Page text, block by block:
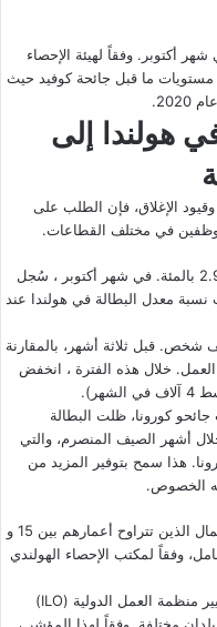
أكتوبر. وفقاً لهيئة الإحصاء
ما قبل جائحة كوفيد حيث
هولندا إلى
الإغلاق، فإن الطلب على
في مختلف القطاعات.
وانخفضت نسبة البطالة من القوة العاملة إلى 2.9 بالمئة. في شهر أكتوبر ، سُجل
نسبة معدل البطالة في هولندا عند
بلغ عدد العاطلين عن العمل 277 ألف شخص. قبل ثلاثة أشهر، بالمقارنة
289 ألف عاطل عن العمل. خلال هذه الفترة ، انخفض
كورونا، ظلت البطالة
أشهر الصيف المنصرم، والتي
هذا سمح بتوفير المزيد من
الخصوص.
على مدى الأشهر الثلاثة الماضية، ارتفع عدد العمال الذين تتراوح أعمارهم بين 15 و
ألفاً شهرياً إلى 9.2 مليون عامل، وفقاً لمكتب الإحصاء الهولندي
تستخدم هولندا تعريف مؤشر البطالة وفقاً لمعايير منظمة العمل الدولية (ILO)